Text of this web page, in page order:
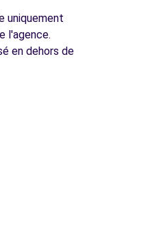
uniquement
l'agence.
en dehors de